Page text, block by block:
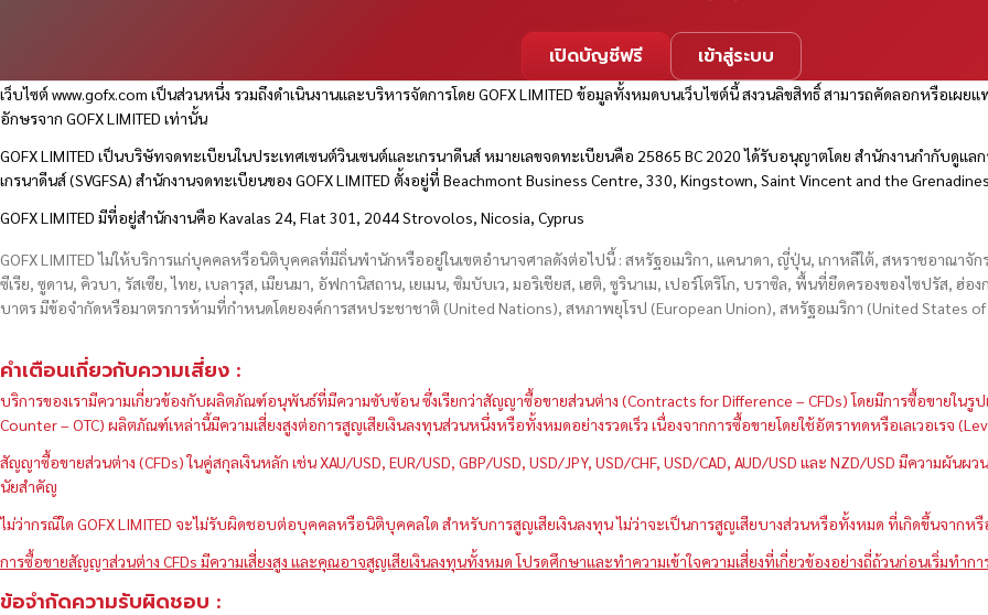
เปิดบัญชีฟรี เข้าสู่ระบบ
เว็บไซต์www.gofx.com เป็นส่วนหนึ่ง รวมถึงดำเนินงานและบริหารจัดการโดย GOFX LIMITED ข้อมูลทั้งหมดบนเว็บไซต์นี้ สงวนลิขสิทธิ์ สามารถคัดลอกหรือเผ
อักษรจาก GOFX LIMITED เท่านั้น
GOFX LIMITED เป็นบริษัทจดทะเบียนในประเทศเซนต์วินเซนต์และเกรนาดีนส์ หมายเลขจดทะเบียนคือ 25865 BC 2020 ได้รับอนุญาตโดย สำนักงานกำกับดูแล
เกรนาดีนส์ (SVGFSA) สำนักงานจดทะเบียนของ GOFX LIMITED ตั้งอยู่ที่ Beachmont Business Centre, 330, Kingstown, Saint Vincent and the Grenadines
GOFX LIMITED มีที่อยู่สำนักงานคือ Kavalas 24, Flat 301, 2044 Strovolos, Nicosia, Cyprus
GOFX LIMITED ไม่ให้บริการแก่บุคคลหรือนิติบุคคลที่มีถิ่นพำนักหรืออยู่ในเขตอำนาจศาลดังต่อไปนี้ : สหรัฐอเมริกา, แคนาดา, ญี่ปุ่น, เกาหลีใต้, สหราชอาณาจั
ซีเรีย, ซูดาน, คิวบา, รัสเซีย, ไทย, เบลารุส, เมียนมา, อัฟกานิสถาน, เยเมน, ซิมบับเว, มอริเชียส, เฮติ, ซูรินาเม, เปอร์โตริโก, บราซิล, พื้นที่ยึดครองของไซปรัส, ฮ่อ
บาตร มีข้อจำกัดหรือมาตรการห้ามที่กำหนดโดยองค์การสหประชาชาติ (United Nations), สหภาพยุโรป (European Union), สหรัฐอเมริกา (United States
คำเตือนเกี่ยวกับความเสี่ยง :
บริการของเรามีความเกี่ยวข้องกับผลิตภัณฑ์อนุพันธ์ที่มีความซับซ้อน ซึ่งเรียกว่าสัญญาซื้อขายส่วนต่าง (Contracts for Difference – CFDs) โดยมีการซื้อขายใ
Counter – OTC) ผลิตภัณฑ์เหล่านี้มีความเสี่ยงสูงต่อการสูญเสียเงินลงทุนส่วนหนึ่งหรือทั้งหมดอย่างรวดเร็ว เนื่องจากการซื้อขายโดยใช้อัตราทดหรือเลเวอเรจ
สัญญาซื้อขายส่วนต่าง (CFDs) ในคู่สกุลเงินหลัก เช่น XAU/USD, EUR/USD, GBP/USD, USD/JPY, USD/CHF, USD/CAD, AUD/USD และ NZD/USD มีความผัน
นัยสำคัญ
ไม่ว่ากรณีใด GOFX LIMITED จะไม่รับผิดชอบต่อบุคคลหรือนิติบุคคลใด สำหรับการสูญเสียเงินลงทุน ไม่ว่าจะเป็นการสูญเสียบางส่วนหรือทั้งหมด ที่เกิดขึ้นจากหรื
การซื้อขายสัญญาส่วนต่าง CFDs มีความเสี่ยงสูง และคุณอาจสูญเสียเงินลงทุนทั้งหมด โปรดศึกษาและทำความเข้าใจความเสี่ยงที่เกี่ยวข้องอย่างถี่ถ้วนก่อนเริ่มทำกา
ข้อจำกัดความรับผิดชอบ :